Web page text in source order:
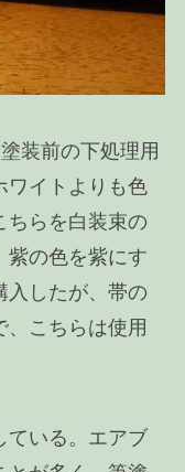
装前の下処理用
ワイトよりも色
ちらを白装束の
紫の色を紫にす
入したが、帯の
こちらは使用
ている。エアブ